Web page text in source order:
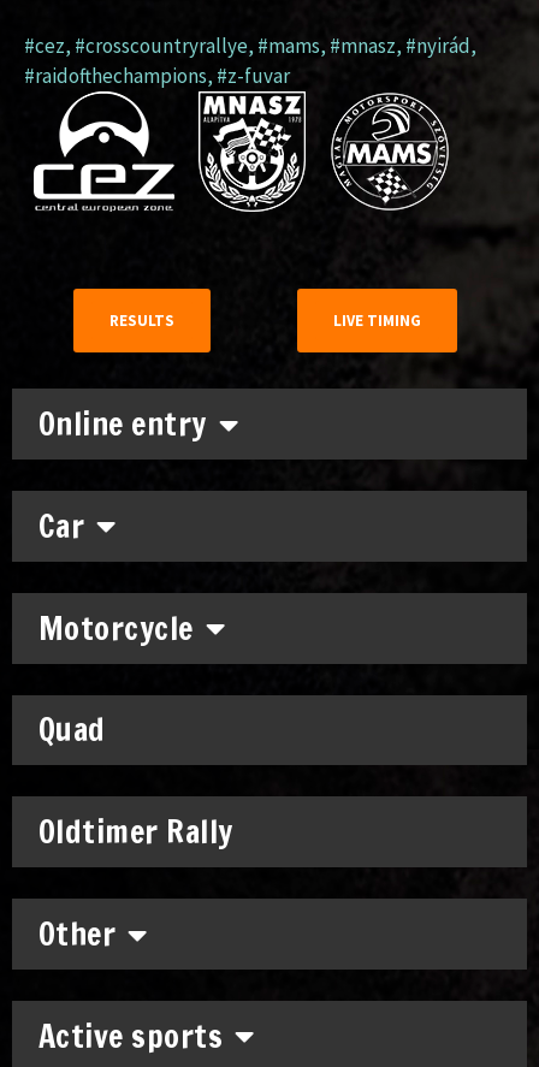
Online entry
Car
Motorcycle
Quad
Oldtimer Rally
Other
Active sports
#cez, #crosscountryrallye, #mams, #mnasz, #nyirád,
#raidofthechampions, #z-fuvar
RESULTS LIVE TIMING